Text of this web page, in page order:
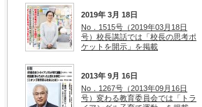
2019年 3月 18日
No．1515号（2019年03月18日
号）校長講話では「校長の思考ポ
ケットを開示」を掲載
2013年 9月 16日
No．1267号（2013年09月16日
号）変わる教育委員会では「トラ